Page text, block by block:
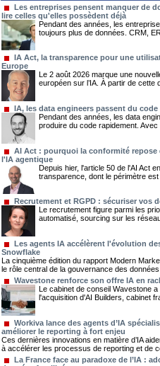
Les entreprises pensent manquer de
lire celles qu'elles possèdent déjà
Pendant des années, les
toujours plus de données. CRM,
IA Act, la transparence pour une
Europe
Le 2 août 2026 marque une
européen sur l’IA. À partir de cette
IA, les data engineers passent du
Pendant des années, les data
produire du code rapidement. Avec
AI Act : pourquoi la conformité
l'IA agentique
Depuis hier, l'article 50 de l'AI Act
transparence, dont le périmètre est
Recrutement et RGPD : sécuriser vos
Le recrutement figure parmi les
automatisé, sourcing sur les
Les agents IA accélèrent l'évolution
Snowflake
La cinquième édition du rapport Modern
le rôle central de la gouvernance des données
Wavestone renforce son offre IA en
Le cabinet de conseil Wavestone
l'acquisition d'AI Builders, cabinet
Workiva lance des agents d’IA
améliorer le reporting à fort enjeu
Ces dernières innovations en matière d’IA
à accélérer les processus de reporting et de
La France face au paradoxe de l’IA :